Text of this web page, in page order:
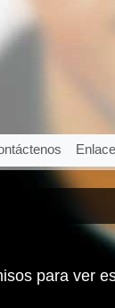
para ver